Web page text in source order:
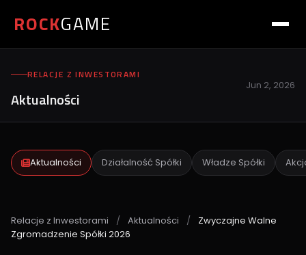
ROCKGAME
RELACJE Z INWESTORAMI
Aktualności
Jun 2, 2026
Aktualności Działalność Spółki Władze Spółki
Relacje z Inwestorami / Aktualności /
Zwyczajne Walne
Zgromadzenie Spółki 2026